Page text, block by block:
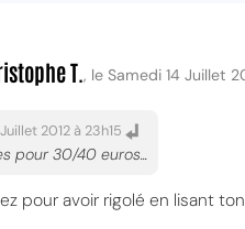
T. , le Samedi 14 Juillet
2012 à 23h15
pour 30/40 euros...
pour avoir rigolé en lisant